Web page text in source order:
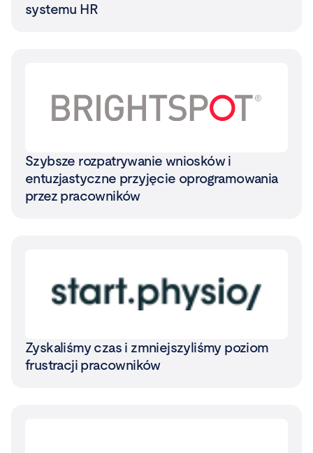
systemu HR
Szybsze rozpatrywanie wniosków i
entuzjastyczne przyjęcie oprogramowania
przez pracowników
Zyskaliśmy czas i zmniejszyliśmy poziom
frustracji pracowników